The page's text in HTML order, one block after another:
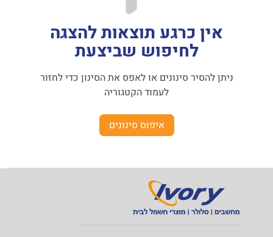
אין כרגע תוצאות להצגה
לחיפוש שביצעת
ניתן להסיר סינונים או לאפס את הסינון כדי לחזור
לעמוד הקטגוריה
איפוס סינונים